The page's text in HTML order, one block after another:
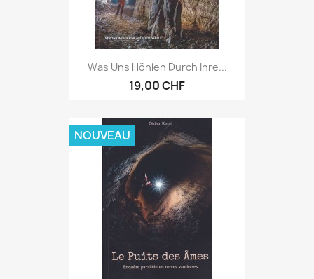
Was Uns Höhlen Durch Ihre...
19,00 CHF
NOUVEAU